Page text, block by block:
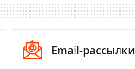
Email-рассылки